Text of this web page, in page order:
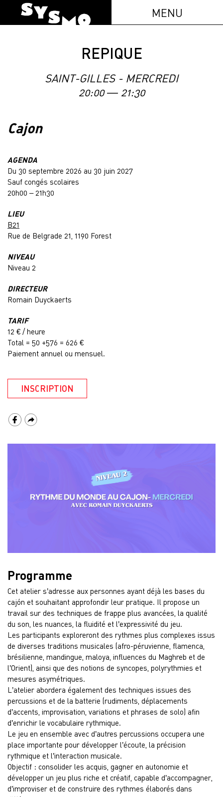
MENU
REPIQUE
SAINT-GILLES - MERCREDI
20:00 — 21:30
Cajon
AGENDA
Du 30 septembre 2026 au 30 juin 2027
Sauf congés scolaires
20h00 – 21h30
LIEU
B21
Rue de Belgrade 21, 1190 Forest
NIVEAU
Niveau 2
DIRECTEUR
Romain Duyckaerts
TARIF
12 € / heure
Total = 50 +576 = 626 €
Paiement annuel ou mensuel.
INSCRIPTION
Programme
Cet atelier s’adresse aux personnes ayant déjà les bases du
cajón et souhaitant approfondir leur pratique. Il propose un
travail sur des techniques de frappe plus avancées, la qualité
du son, les nuances, la fluidité et l’expressivité du jeu.
Les participants exploreront des rythmes plus complexes issus
de diverses traditions musicales (afro-péruvienne, flamenca,
brésilienne, mandingue, maloya, influences du Maghreb et de
l’Orient), ainsi que des notions de syncopes, polyrythmies et
mesures asymétriques.
L’atelier abordera également des techniques issues des
percussions et de la batterie (rudiments, déplacements
d’accents, improvisation, variations et phrases de solo) afin
d’enrichir le vocabulaire rythmique.
Le jeu en ensemble avec d’autres percussions occupera une
place importante pour développer l’écoute, la précision
rythmique et l’interaction musicale.
Objectif : consolider les acquis, gagner en autonomie et
développer un jeu plus riche et créatif, capable d’accompagner,
d’improviser et de construire des rythmes élaborés dans